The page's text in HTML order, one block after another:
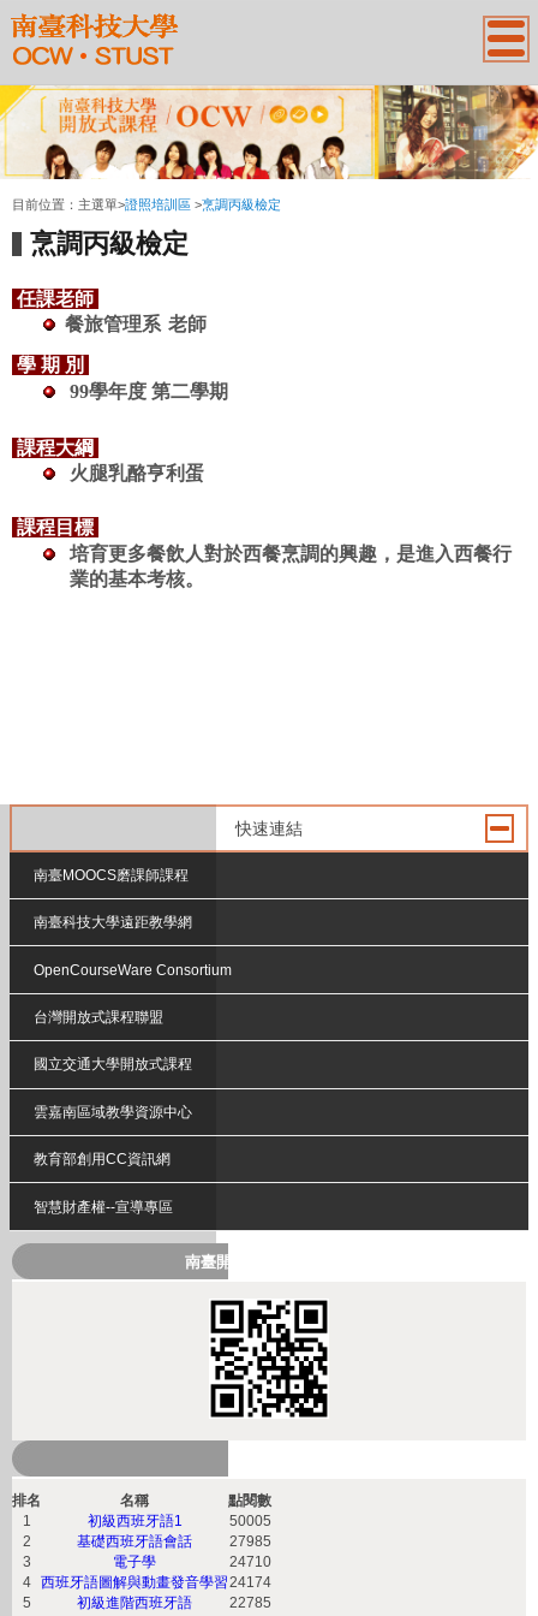
:::
目前位置： 主選單>證照培訓區 >烹調丙級檢定
烹調丙級檢定
任課老師
餐旅管理系 老師
學 期 別
99學年度 第二學期
課程大綱
火腿乳酪亨利蛋
課程目標
培育更多餐飲人對於西餐烹調的興趣，是進入西餐行
業的基本考核。
快速連結
南臺MOOCS磨課師課程
南臺科技大學遠距教學網
OpenCourseWare Consortium
台灣開放式課程聯盟
國立交通大學開放式課程
雲嘉南區域教學資源中心
教育部創用CC資訊網
智慧財產權--宣導專區
南臺開放式課程QRcode
排名 名稱
點閱數
1
初級西班牙語1
50005
2
基礎西班牙語會話
27985
3
電子學
24710
4
西班牙語圖解與動畫發音學習24174
5
初級進階西班牙語
22785